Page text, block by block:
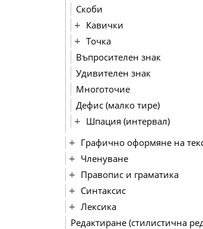
Скоби
Кавички
Точка
Въпросителен знак
Удивителен знак
Многоточие
Дефис (малко тире)
Шпация (интервал)
Графично оформяне на
Членуване
Правопис и граматика
Синтаксис
Лексика
Редактиране (стилистична